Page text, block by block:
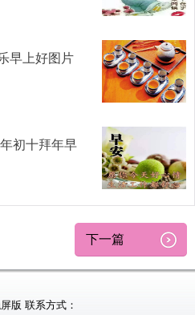
暖心早安图片 快乐早上好图片
下一篇
版 联系方式：